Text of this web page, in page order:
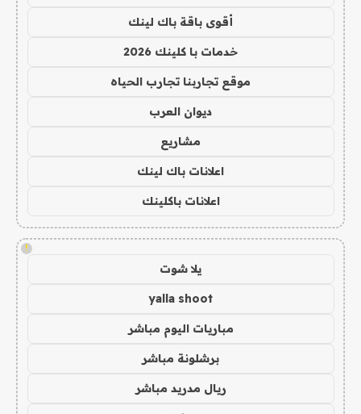
أقوى باقة باك لينك
خدمات با كلينك 2026
موقع تجاربنا تجارب الحياه
ديوان العرب
مشاريع
اعلانات باك لينك
اعلانات باكلينك
!
يلا شوت
yalla shoot
مباريات اليوم مباشر
برشلونة مباشر
ريال مدريد مباشر